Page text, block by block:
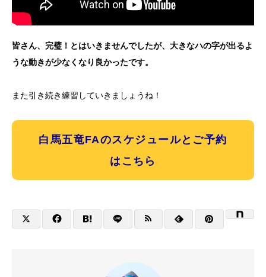
皆さん、完璧！とはいきませんでしたが、大きなハの字が出るよ
うな動きが少なくなり良かったです。
また引き続き練習していきましょうね！
白馬五竜FAのスケジュールとご予約
はこちら